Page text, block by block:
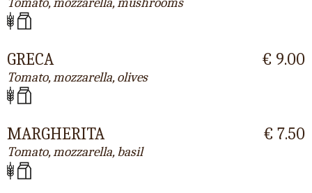
GRECA
Tomato, mozzarella, olives
€ 9.00
MARGHERITA
Tomato, mozzarella, basil
€ 7.50